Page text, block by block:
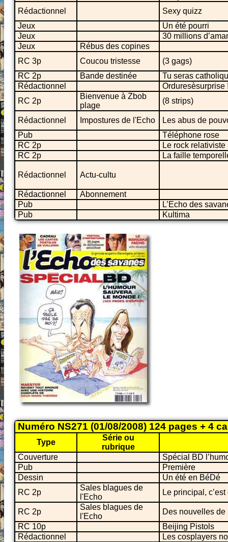
Rédactionnel
Sexy quizz
Jeux
Un été pourri
Jeux
30 millions
Jeux
Rébus des copines
RC 3p
Coucou tristesse
(3 gags)
RC 2p
Bande destinée
Tu seras
Rédactionnel
Orduresèsurprise
RC 2p
Bienvenue à Zbob
plage
(8 strips)
Rédactionnel Impostures de l'Echo
Les abus de
Pub
Téléphone rose
RC 2p
Le rock relativiste
RC 2p
La faille
Rédactionnel Actu-cultu
Rédactionnel
Abonnement
Pub
L’Echo des
Pub
Kultima
Numéro NS271 (01/08/2008) 124 pages + 4
Type
Série ou
rubrique
Couverture
Spécial BD
Pub
Première
Dessin
Un été en BéDé
RC 2p
Sales blagues de
l'Echo
Le principal,
RC 2p
Sales blagues de
l'Echo
Des nouvelles de
RC 10p
Beijing Pistols
Rédactionnel
Les cosplayers